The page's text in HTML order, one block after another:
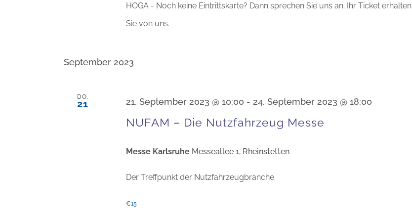
HOGA - Noch keine Eintrittskarte? Dann sprechen Sie uns an. Ihr Ticket erhalten
Sie von uns.
September 2023
DO.
21 21. September 2023 @ 10:00 - 24. September 2023 @ 18:00
NUFAM – Die Nutzfahrzeug Messe
Messe Karlsruhe Messeallee 1, Rheinstetten
Der Treffpunkt der Nutzfahrzeugbranche.
€15